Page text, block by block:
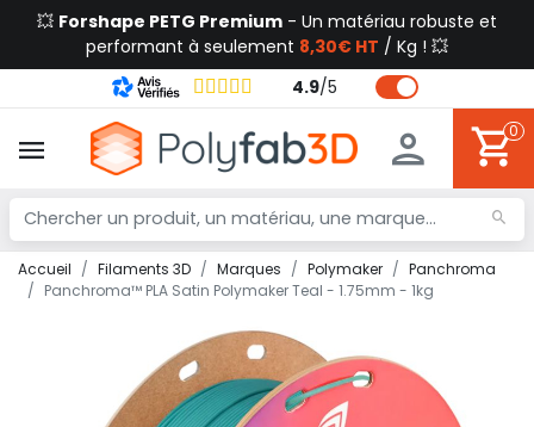
💥 Forshape PETG Premium - Un matériau robuste et
performant à seulement 8,30€ HT / Kg ! 💥
4.9/5
0
Accueil Filaments 3D Marques Polymaker
Panchroma
Panchroma™ PLA Satin Polymaker Teal - 1.75mm - 1kg